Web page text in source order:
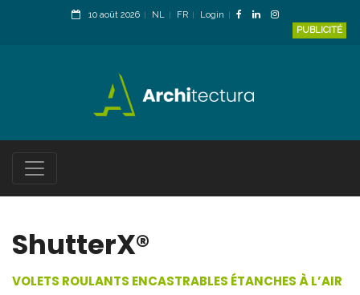
10 août 2026 NL FR
Login
PUBLICITÉ
ShutterX®
VOLETS ROULANTS ENCASTRABLES ÉTANCHES À L’AIR